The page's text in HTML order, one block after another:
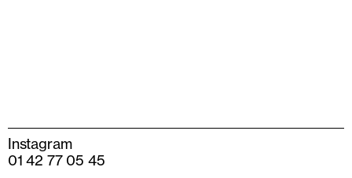
Instagram
01 42 77 05 45